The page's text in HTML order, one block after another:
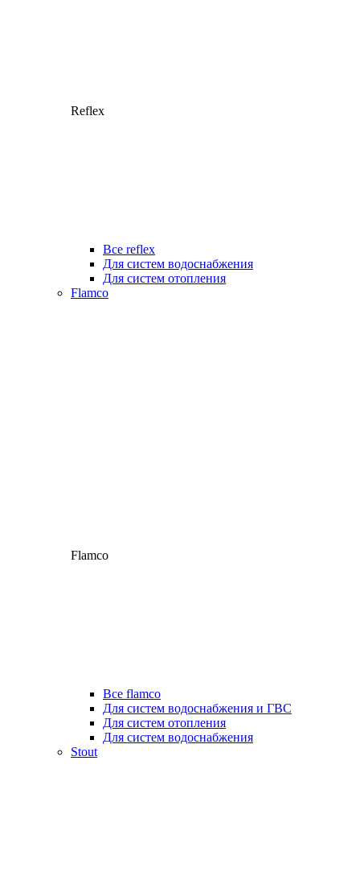
Reflex
Все reflex
Для систем водоснабжения
Для систем отопления
Flamco
Flamco
Все flamco
Для систем водоснабжения и ГВС
Для систем отопления
Для систем водоснабжения
Stout